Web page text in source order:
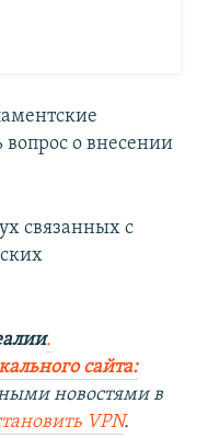
вопрос о внесении
связанных с
.
сайта:
новостями в
VPN.